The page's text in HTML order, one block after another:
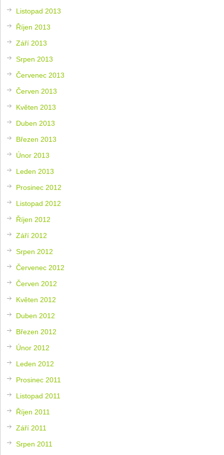
Listopad 2013
Říjen 2013
Září 2013
Srpen 2013
Červenec 2013
Červen 2013
Květen 2013
Duben 2013
Březen 2013
Únor 2013
Leden 2013
Prosinec 2012
Listopad 2012
Říjen 2012
Září 2012
Srpen 2012
Červenec 2012
Červen 2012
Květen 2012
Duben 2012
Březen 2012
Únor 2012
Leden 2012
Prosinec 2011
Listopad 2011
Říjen 2011
Září 2011
Srpen 2011